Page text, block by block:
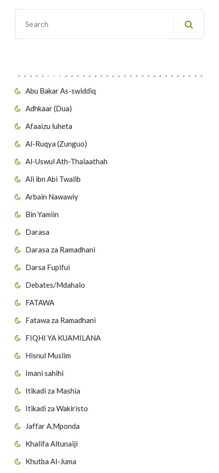
Abu Bakar As-swiddiq
Adhkaar (Dua)
Afaaizu luheta
Al-Ruqya (Zunguo)
Al-Uswul Ath-Thalaathah
Ali ibn Abi Twalib
Arbain Nawawiy
Bin Yamiin
Darasa
Darasa za Ramadhani
Darsa Fupifui
Debates/Mdahalo
FATAWA
Fatawa za Ramadhani
FIQHI YA KUAMILANA
Hisnul Muslim
Imani sahihi
Itikadi za Mashia
Itikadi za Wakiristo
Jaffar A.Mponda
Khalifa Altunaiji
Khutba Al-Juma